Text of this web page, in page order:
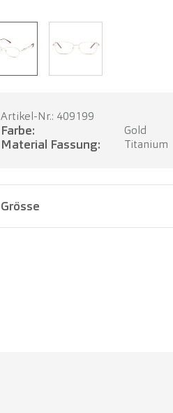
Artikel-Nr.: 409199
Farbe: Gold
Material Fassung: Titanium
Grösse